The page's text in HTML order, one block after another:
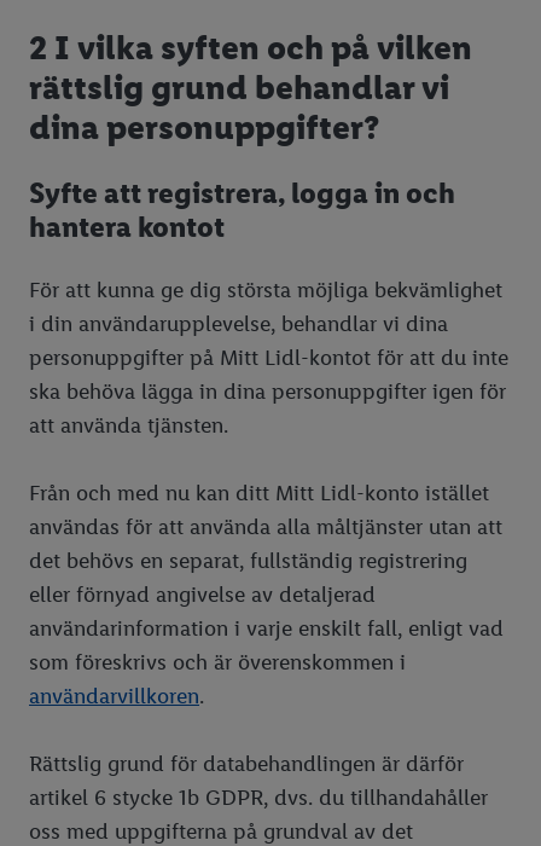
2 I vilka syften och på vilken
rättslig grund behandlar vi
dina personuppgifter?
Syfte att registrera, logga in och
hantera kontot
För att kunna ge dig största möjliga bekvämlighet
i din användarupplevelse, behandlar vi dina
personuppgifter på Mitt Lidl-kontot för att du inte
ska behöva lägga in dina personuppgifter igen för
att använda tjänsten.
Från och med nu kan ditt Mitt Lidl-konto istället
användas för att använda alla måltjänster utan att
det behövs en separat, fullständig registrering
eller förnyad angivelse av detaljerad
användarinformation i varje enskilt fall, enligt vad
som föreskrivs och är överenskommen i
användarvillkoren.
Rättslig grund för databehandlingen är därför
artikel 6 stycke 1b GDPR, dvs. du tillhandahåller
oss med uppgifterna på grundval av det